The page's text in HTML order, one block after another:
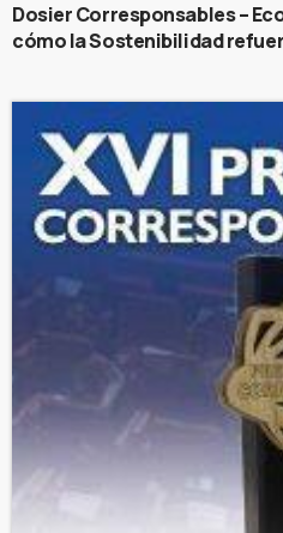
Dosier Corresponsables –
cómo la Sostenibilidad